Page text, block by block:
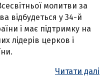
молитви за
відбудеться у 34-й
і має підтримку на
лідерів церков і
Читати далі